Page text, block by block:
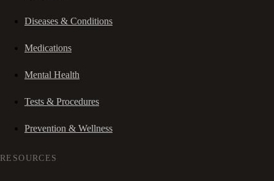
Diseases & Conditions
Medications
Mental Health
Tests & Procedures
Prevention & Wellness
RESOURCES